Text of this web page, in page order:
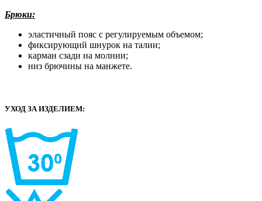
Брюки:
эластичный пояс с регулируемым объемом;
фиксирующий шнурок на талии;
карман сзади на молнии;
низ брючины на манжете.
УХОД ЗА ИЗДЕЛИЕМ: